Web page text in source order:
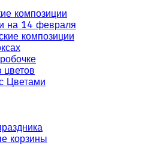
композиции
на 14 февраля
композиции
цветов
Цветами
корзины